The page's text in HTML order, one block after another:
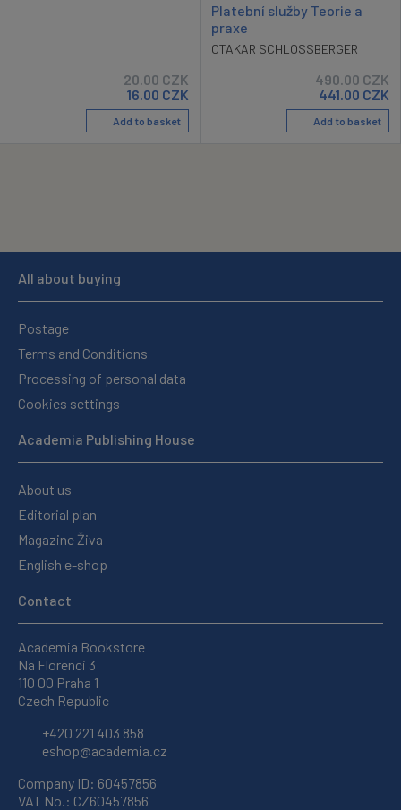
20.00CZK
16.00 CZK
Add to basket
Platební služby Teorie a
praxe
OTAKAR SCHLOSSBERGER
490.00CZK
441.00 CZK
Add to basket
All about buying
Postage
Terms and Conditions
Processing of personal data
Cookies settings
Academia Publishing House
About us
Editorial plan
Magazine Živa
English e-shop
Contact
Academia Bookstore
Na Florenci 3
110 00 Praha 1
Czech Republic
+420 221 403 858
eshop@academia.cz
Company ID: 60457856
VAT No.: CZ60457856